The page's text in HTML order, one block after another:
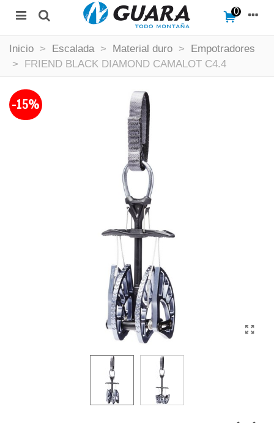
0
Inicio > Escalada > Material duro >
Empotradores
>
FRIEND BLACK DIAMOND CAMALOT C4.4
-15%